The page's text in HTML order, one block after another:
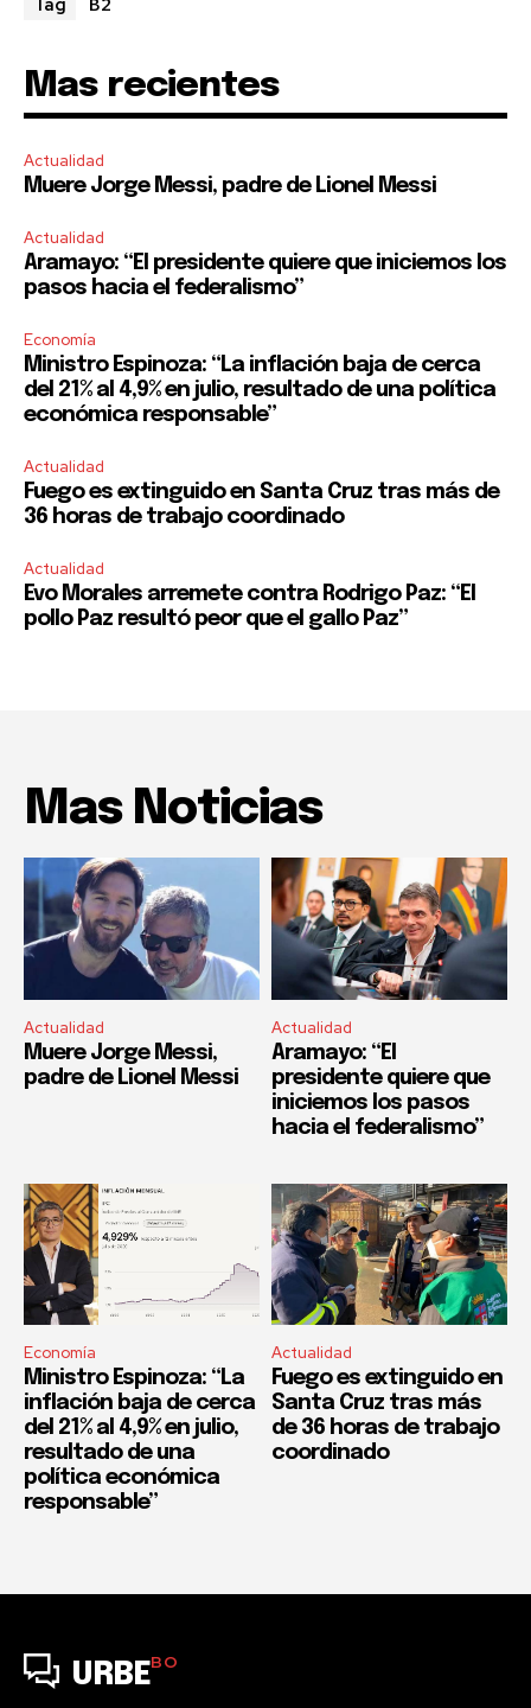
SUBSCRIBE
Tag
Mas recientes
Actualidad
Muere Jorge Messi, padre de Lionel Messi
Actualidad
Aramayo: “El presidente quiere que iniciemos los
pasos hacia el federalismo”
Economía
Ministro Espinoza: “La inflación baja de cerca
del 21% al 4,9% en julio, resultado de una política
económica responsable”
Actualidad
Fuego es extinguido en Santa Cruz tras más de
36 horas de trabajo coordinado
Actualidad
Evo Morales arremete contra Rodrigo Paz: “El
pollo Paz resultó peor que el gallo Paz”
Mas Noticias
Actualidad
Muere Jorge Messi,
padre de Lionel Messi
Actualidad
Aramayo: “El
presidente quiere que
iniciemos los pasos
hacia el federalismo”
Economía
Ministro Espinoza: “La
inflación baja de cerca
del 21% al 4,9% en julio,
resultado de una
política económica
responsable”
Actualidad
Fuego es extinguido en
Santa Cruz tras más
de 36 horas de trabajo
coordinado
URBEBO